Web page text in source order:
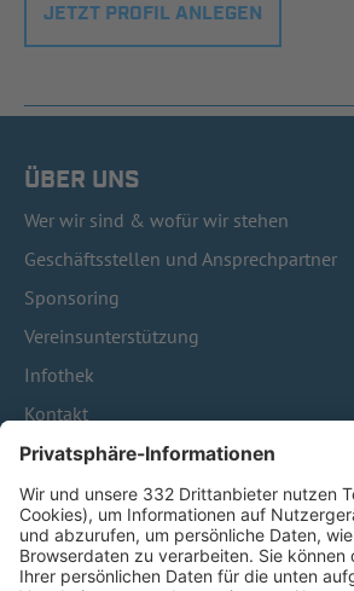
JETZT PROFIL ANLEGEN
ÜBER UNS
Wer wir sind & wofür wir stehen
Geschäftsstellen und Ansprechpartner
Sponsoring
Vereinsunterstützung
Infothek
Kontakt
HÄUFIG BESUCHTE SEITEN
Pässe und Vereinswechsel
Trainerausbildung